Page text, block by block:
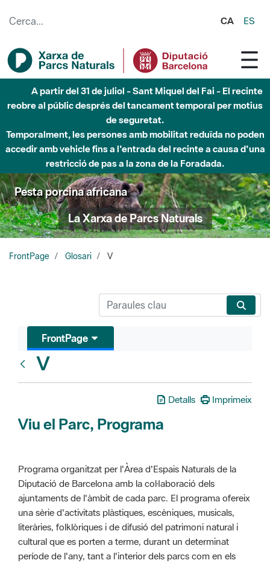
CA ES
A partir del 31 de juliol - Sant Miquel del Fai - El recinte
reobre al públic després del tancament temporal per motius
de seguretat.
Temporalment, les persones amb mobilitat reduïda no poden
accedir amb vehicle fins a l'entrada del recinte a causa d'una
restricció de pas a la zona de la Foradada.
Pesta porcina africana
La Xarxa de Parcs Naturals
FrontPage Glosari V
FrontPage
V
Detalls Imprimeix
Viu el Parc, Programa
Programa organitzat per l'Àrea d'Espais Naturals de la
Diputació de Barcelona amb la col·laboració dels
ajuntaments de l'àmbit de cada parc. El programa ofereix
una sèrie d'activitats plàstiques, escèniques, musicals,
literàries, folklòriques i de difusió del patrimoni natural i
cultural que es porten a terme, durant un determinat
període de l'any, tant a l'interior dels parcs com en els